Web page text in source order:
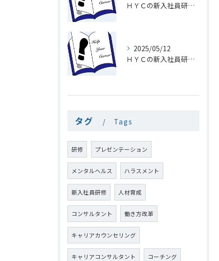
ＨＹＣの新入社員研修１９「メール」
2025/05/12
ＨＹＣの新入社員研修１8「電話を速くとる意味」
タグ Tags
研修 プレゼンテーション
メンタルヘルス ハラスメント
新入社員研修 人材育成
コンサルタント 働き方改革
キャリアカウンセリング
キャリアコンサルタント コーチング